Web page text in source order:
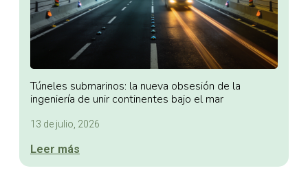
Túneles submarinos: la nueva obsesión de la
ingeniería de unir continentes bajo el mar
13 de julio, 2026
Leer más